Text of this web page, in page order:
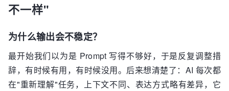
不一样"
为什么输出会不稳定？
最开始我们以为是 Prompt 写得不够好，于是反复调整措
辞，有时候有用，有时候没用。后来想清楚了：AI 每次都
在"重新理解"任务，上下文不同、表达方式略有差异，它